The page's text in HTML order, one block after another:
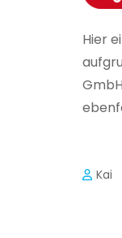
Hier
Kai